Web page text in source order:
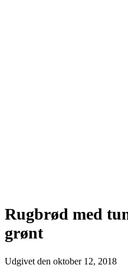
Rugbrød med
grønt
Udgivet den oktober 12, 2018